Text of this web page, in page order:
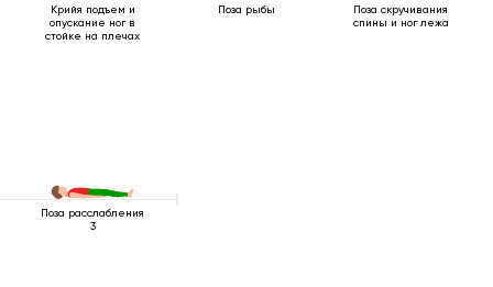
Крийя подъем и
опускание ног в
стойке на плечах
Поза рыбы
Поза скручивания
спины и ног лежа
Поза расслабления
3